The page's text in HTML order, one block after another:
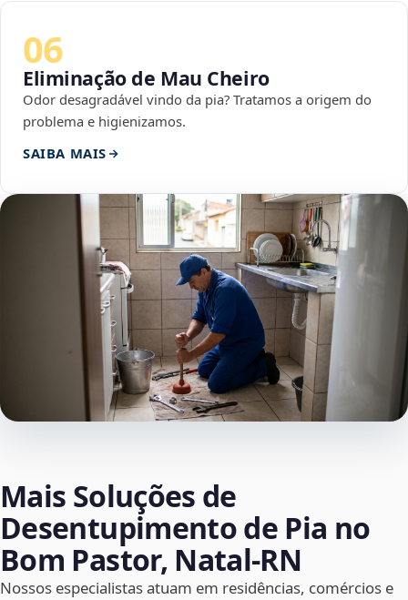
06
Eliminação de Mau Cheiro
Odor desagradável vindo da pia? Tratamos a origem do
problema e higienizamos.
SAIBA MAIS
Mais Soluções de
Desentupimento de Pia no
Bom Pastor, Natal‑RN
Nossos especialistas atuam em residências, comércios e